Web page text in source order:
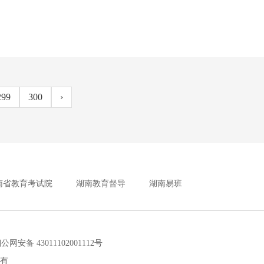
300 ›
省教育考试院 湖南教育督导 湖南易班
安备 43011102001112号